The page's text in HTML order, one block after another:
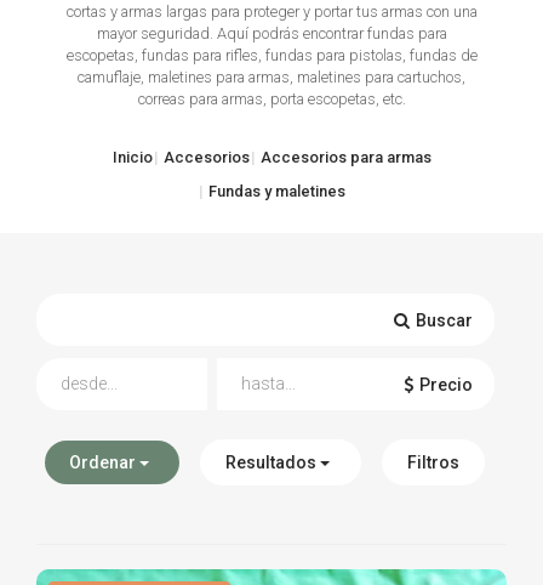
ARMAS CORTAS
TIRO Y COMPETICIÓN
cortas y armas largas para proteger y portar tus armas con una
mayor seguridad. Aquí podrás encontrar fundas para
escopetas, fundas para rifles, fundas para pistolas, fundas de
camuflaje, maletines para armas, maletines para cartuchos,
correas para armas, porta escopetas, etc.
Inicio Accesorios
Accesorios para armas
Fundas y maletines
Buscar
Precio
Ordenar Resultados Filtros